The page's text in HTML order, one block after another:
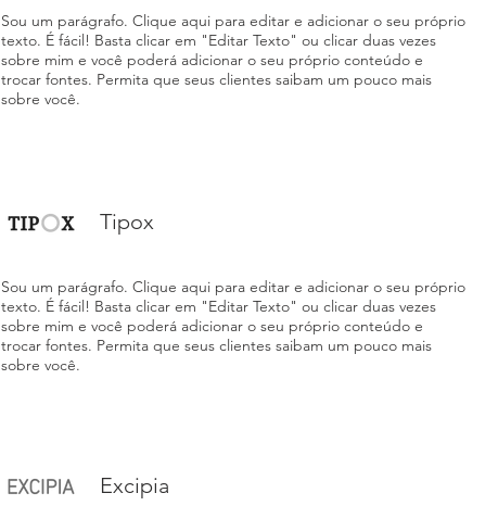
Sou um parágrafo. Clique aqui para editar e adicionar o seu próprio
texto. É fácil! Basta clicar em "Editar Texto" ou clicar duas vezes
sobre mim e você poderá adicionar o seu próprio conteúdo e
trocar fontes. Permita que seus clientes saibam um pouco mais
sobre você.
Tipox
Sou um parágrafo. Clique aqui para editar e adicionar o seu próprio
texto. É fácil! Basta clicar em "Editar Texto" ou clicar duas vezes
sobre mim e você poderá adicionar o seu próprio conteúdo e
trocar fontes. Permita que seus clientes saibam um pouco mais
sobre você.
Excipia